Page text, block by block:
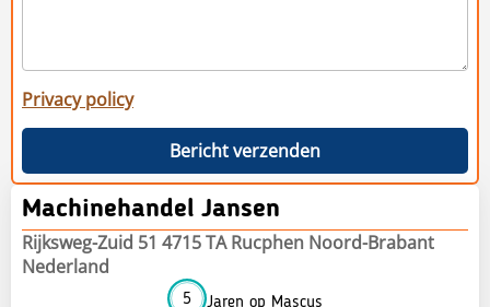
Privacy policy
Bericht verzenden
Machinehandel Jansen
Rijksweg-Zuid 51 4715 TA Rucphen Noord-Brabant
Nederland
5 Jaren op Mascus